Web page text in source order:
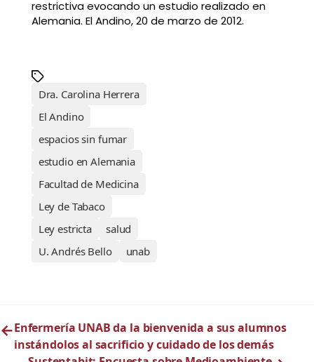
restrictiva evocando un estudio realizado en
Alemania. El Andino, 20 de marzo de 2012.
Dra. Carolina Herrera
El Andino
espacios sin fumar
estudio en Alemania
Facultad de Medicina
Ley de Tabaco
Ley estricta
salud
U. Andrés Bello
unab
←Enfermería UNAB da la bienvenida a sus alumnos
instándolos al sacrificio y cuidado de los demás